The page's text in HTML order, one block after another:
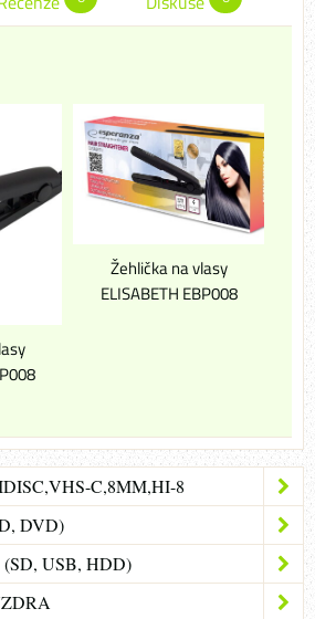
Žehlička na vlasy
ELISABETH EBP008
C,8MM,HI-8
DVD)
USB, HDD)